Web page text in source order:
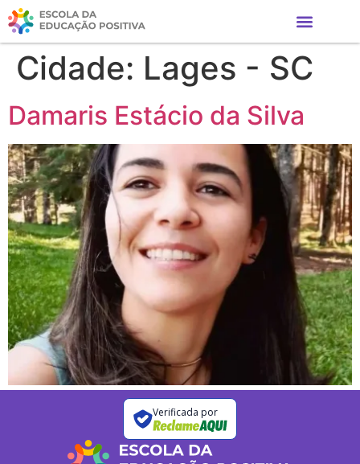
Cidade: Lages - SC
Damaris Estácio da Silva
Verificada por